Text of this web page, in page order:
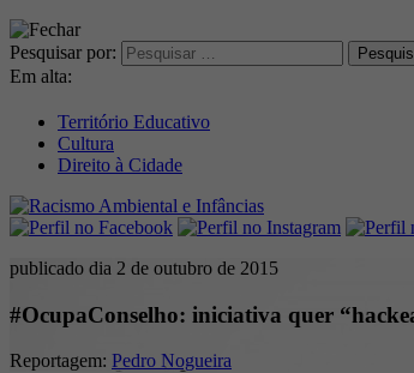
Pesquisar por:
Em alta:
Território Educativo
Cultura
Direito à Cidade
publicado dia 2 de outubro de 2015
#OcupaConselho: iniciativa quer
Reportagem: Pedro Nogueira